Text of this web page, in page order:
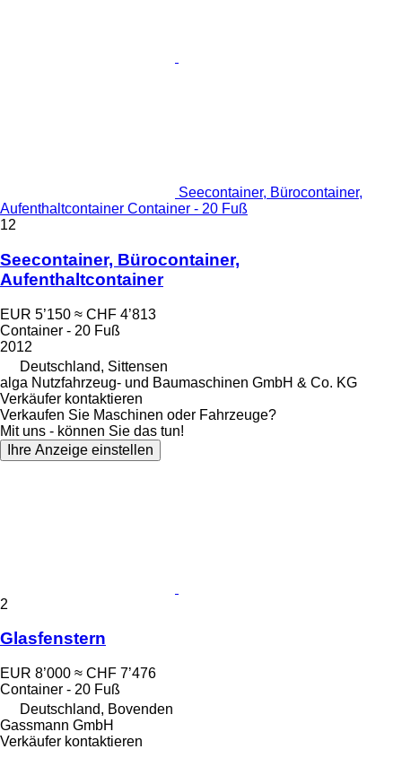
Seecontainer, Bürocontainer,
Aufenthaltcontainer Container - 20 Fuß
12
Seecontainer, Bürocontainer,
Aufenthaltcontainer
EUR 5’150 ≈ CHF 4’813
Container - 20 Fuß
2012
Deutschland, Sittensen
alga Nutzfahrzeug- und Baumaschinen GmbH & Co. KG
Verkäufer kontaktieren
Verkaufen Sie Maschinen oder Fahrzeuge?
Mit uns - können Sie das tun!
Ihre Anzeige einstellen
2
Glasfenstern
EUR 8’000 ≈ CHF 7’476
Container - 20 Fuß
Deutschland, Bovenden
Gassmann GmbH
Verkäufer kontaktieren